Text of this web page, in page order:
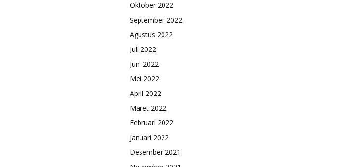
Oktober 2022
September 2022
Agustus 2022
Juli 2022
Juni 2022
Mei 2022
April 2022
Maret 2022
Februari 2022
Januari 2022
Desember 2021